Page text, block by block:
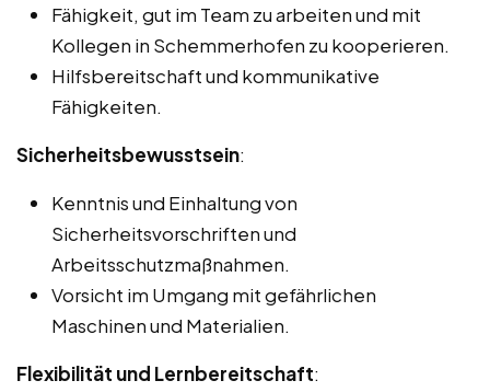
Fähigkeit, gut im Team zu arbeiten und mit
Kollegen in Schemmerhofen zu kooperieren.
Hilfsbereitschaft und kommunikative
Fähigkeiten.
Sicherheitsbewusstsein:
Kenntnis und Einhaltung von
Sicherheitsvorschriften und
Arbeitsschutzmaßnahmen.
Vorsicht im Umgang mit gefährlichen
Maschinen und Materialien.
Flexibilität und Lernbereitschaft: